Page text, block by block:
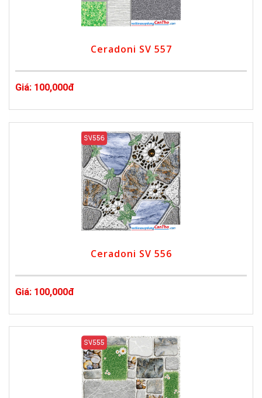
Ceradoni SV 557
Giá: 100,000đ
Ceradoni SV 556
Giá: 100,000đ